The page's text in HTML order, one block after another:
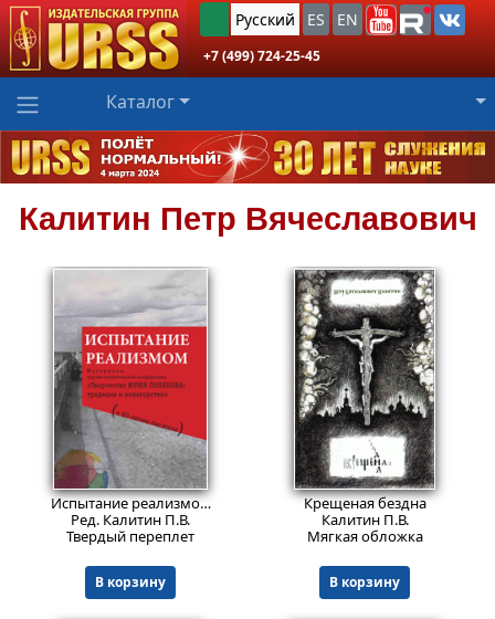
Русский ES EN
+7 (499) 724-25-45
Каталог
Калитин Петр Вячеславович
312₽
Испытание реализмом. Материалы научно-теоретической конференции "Творчество Юрия Полякова: традиция и новаторство" (к 60-летию писателя). Библиографический указатель.
Ред. Калитин П.В.
Твердый переплет
В корзину
Пред.заказ!
Крещеная бездна
Калитин П.В.
Мягкая обложка
В корзину